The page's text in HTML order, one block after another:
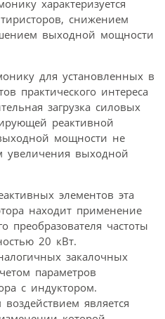
характеризуется
снижением
выходной мощности
для установленных в
практического интереса
загрузка силовых
реактивной
мощности не
увеличения выходной
элементов эта
находит применение
преобразователя частоты
20 кВт.
закалочных
параметров
с индуктором.
является